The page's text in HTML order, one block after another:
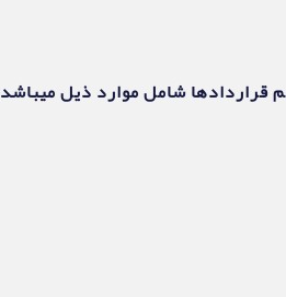
قراردادها شامل موارد ذیل میباشد